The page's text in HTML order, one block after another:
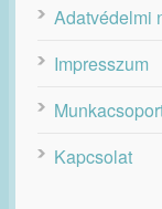
Adatvédelmi
Impresszum
Kapcsolat